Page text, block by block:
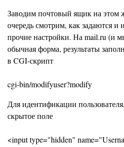
Заводим почтовый ящик на этом
очередь смотрим, как задаются и
прочие настройки. На mail.ru (и
обычная форма, результаты
в CGI-скрипт
cgi-bin/modifyuser?modify
Для идентификации
скрытое поле
<input type="hidden"